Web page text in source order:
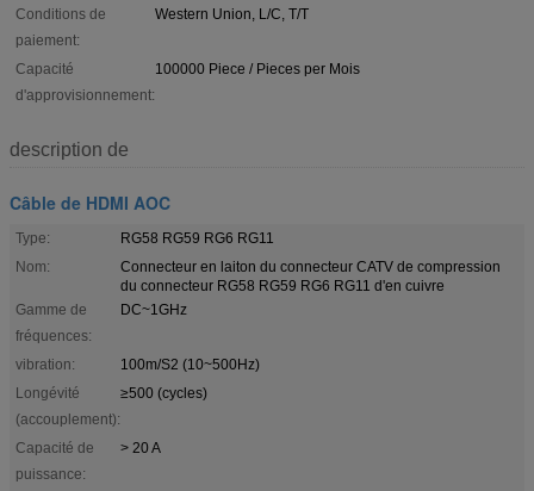
Conditions de
paiement:
Western Union, L/C, T/T
Capacité
d'approvisionnement:
100000 Piece / Pieces per Mois
description de
Câble de HDMI AOC
Type:
RG58 RG59 RG6 RG11
Nom:
Connecteur en laiton du connecteur CATV de compression
du connecteur RG58 RG59 RG6 RG11 d'en cuivre
Gamme de
fréquences:
DC~1GHz
vibration:
100m/S2 (10~500Hz)
Longévité
(accouplement):
≥500 (cycles)
Capacité de
puissance:
> 20 A